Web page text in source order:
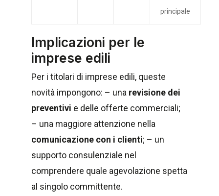
principale
Implicazioni per le
imprese edili
Per i titolari di imprese edili, queste
novità impongono: – una revisione dei
preventivi e delle offerte commerciali;
– una maggiore attenzione nella
comunicazione con i clienti; – un
supporto consulenziale nel
comprendere quale agevolazione spetta
al singolo committente.